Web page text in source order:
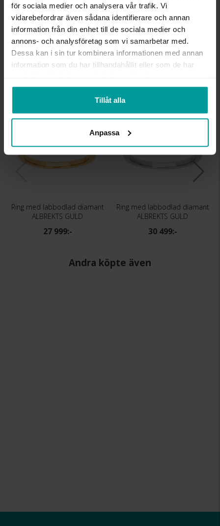
för sociala medier och analysera vår trafik. Vi
vidarebefordrar även sådana identifierare och annan
information från din enhet till de sociala medier och
annons- och analysföretag som vi samarbetar med.
Dessa kan i sin tur kombinera informationen med annan
information som du har tillhandahållit eller som de har
Tillåt alla
Anpassa
ANTAL DIAMANTER
1
DIAMANTSLIPNING
Briljant
DIAMANTFÄRG
River (D-E)
DIAMANTKLARHET
VVS
VIKT CA (GRAM)
4,4
TOTAL CARAT
1,50
Liknande produkter
Ring med labbodlad diamant
ALBREKTS GULD
27 999:-
Ring med labbodlad diamant
ALBREKTS GULD
30 499:-
Andra köpte även